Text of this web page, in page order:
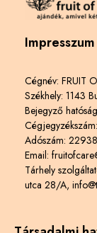
Impresszum
Cégnév: FRUIT
Székhely: 1143
Bejegyző
Adószám:
Email:
Tárhely
utca 28/A,